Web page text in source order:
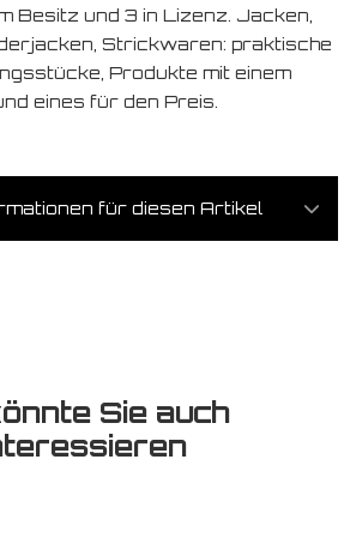
Besitz und 3 in Lizenz. Jacken,
Strickwaren: praktische
Produkte mit einem
eines für den Preis.
für diesen Artikel
Sie auch